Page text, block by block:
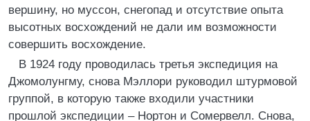
вершину, но муссон, снегопад и отсутствие опыта
высотных восхождений не дали им возможности
совершить восхождение.
В 1924 году проводилась третья экспедиция на
Джомолунгму, снова Мэллори руководил штурмовой
группой, в которую также входили участники
прошлой экспедиции – Нортон и Сомервелл. Снова,